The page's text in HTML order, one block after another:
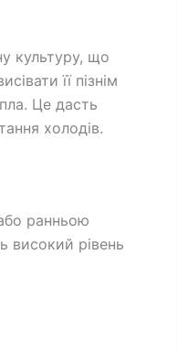
культуру, що
її пізнім
Це дасть
холодів.
ранньою
високий рівень